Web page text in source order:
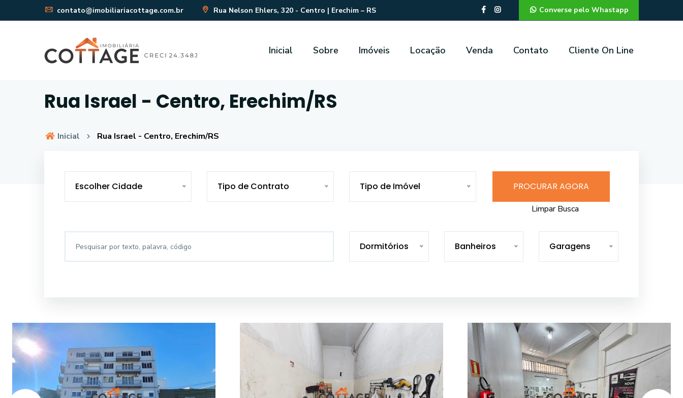
contato@imobiliariacottage.com.br Rua Nelson Ehlers, 320 - Centro | Erechim – RS Converse pelo Whastapp
Inicial Sobre Imóveis Locação Venda Contato Cliente On Line
Rua Israel - Centro, Erechim/RS
Inicial Rua Israel - Centro, Erechim/RS
Escolher Cidade Tipo de Contrato Tipo de Imóvel PROCURAR AGORA
Limpar Busca
Dormitórios Banheiros Garagens